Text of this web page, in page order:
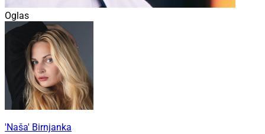
Oglas
'Naša' Birnjanka